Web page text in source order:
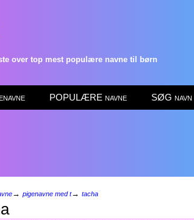
over top mest populære navne til børn
POPULÆRE navne SØG navn
→ pigenavne med t→ tacha